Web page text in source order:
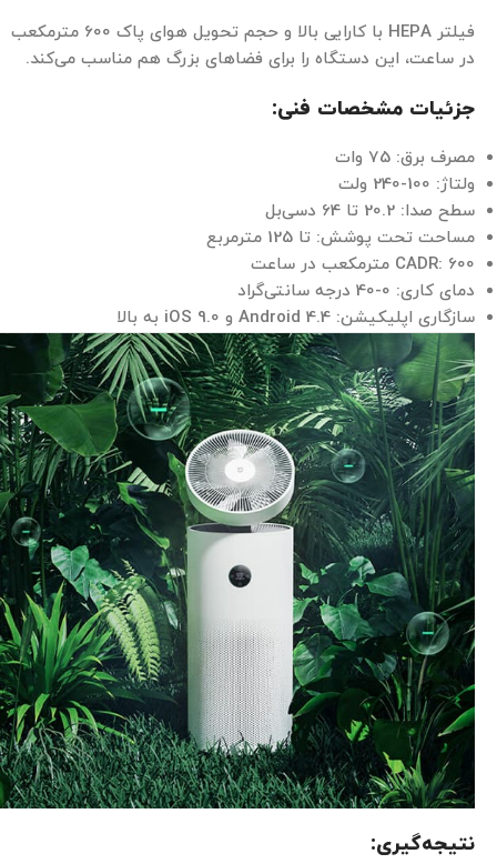
فیلتر HEPA با کارایی بالا و حجم تحویل هوای پاک 600 مترمکعب
در ساعت، این دستگاه را برای فضاهای بزرگ هم مناسب می‌کند.
جزئیات مشخصات فنی:
مصرف برق: 75 وات
ولتاژ: 100-240 ولت
سطح صدا: 20.2 تا 64 دسی‌بل
مساحت تحت پوشش: تا 125 مترمربع
CADR: 600 مترمکعب در ساعت
دمای کاری: 0-40 درجه سانتی‌گراد
سازگاری اپلیکیشن: Android 4.4 و iOS 9.0 به بالا
نتیجه‌گیری: